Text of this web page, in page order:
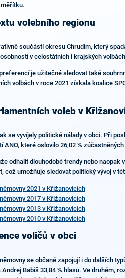
volebního regionu
součástí okresu Chrudim, který
v celostátních i krajských
je užitečné sledovat také
volbách v roce 2021 získala koalice
voleb v
se vyvíjely politické nálady v obci. Při
které oslovilo 26,02 %
odhalit dlouhodobé trendy nebo
což umožňuje sledovat politický vývoj v
2021 v Křižanovicích
2017 v Křižanovicích
2013 v Křižanovicích
2010 v Křižanovicích
voličů v obci
se občané zapojují i do dalších
Babiš 33,84 % hlasů. Ve druhém,